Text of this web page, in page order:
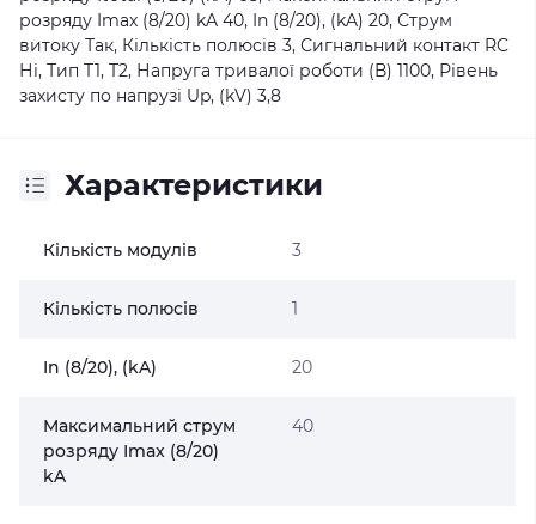
розряду Imax (8/20) kA 40, In (8/20), (kA) 20, Струм
витоку Так, Кількість полюсів 3, Сигнальний контакт RC
Ні, Тип T1, T2, Напруга тривалої роботи (В) 1100, Рівень
захисту по напрузі Up, (kV) 3,8
Характеристики
Кількість модулів 3
Кількість полюсів 1
In (8/20), (kA) 20
Maксимальний струм
розряду Imax (8/20)
kA
40